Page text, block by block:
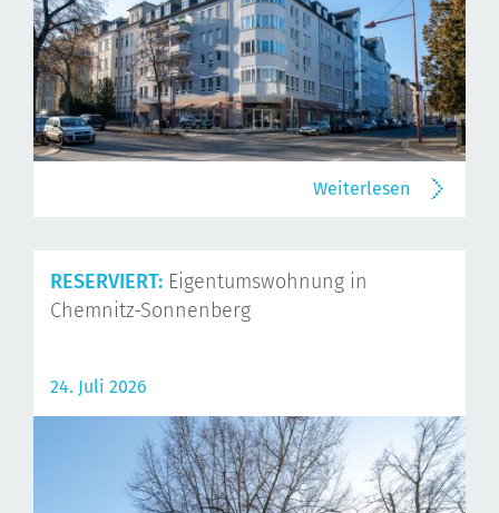
Weiterlesen
RESERVIERT: Eigentumswohnung in
Chemnitz-Sonnenberg
24. Juli 2026